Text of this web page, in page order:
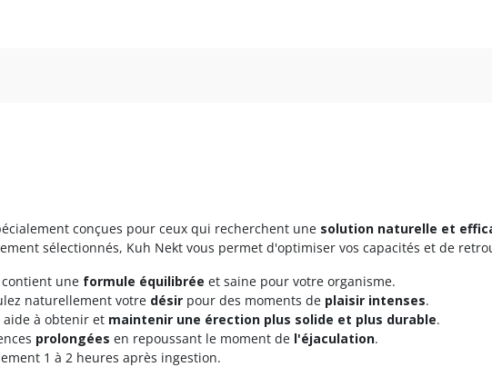
conçues pour ceux qui recherchent une solution naturelle et
sélectionnés, Kuh Nekt vous permet d'optimiser vos capacités et de
une formule équilibrée et saine pour votre organisme.
naturellement votre désir pour des moments de plaisir intenses.
aide à obtenir et maintenir une érection plus solide et plus durable.
prolongées en repoussant le moment de l'éjaculation.
1 à 2 heures après ingestion.